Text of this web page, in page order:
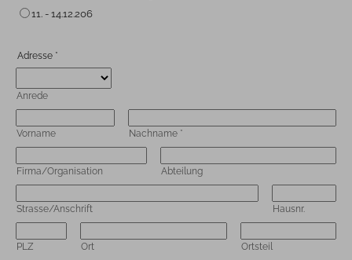
11. - 14.12.206
Adresse *
Anrede
Vorname Nachname *
Firma/Organisation Abteilung
Strasse/Anschrift Hausnr.
PLZ Ort Ortsteil